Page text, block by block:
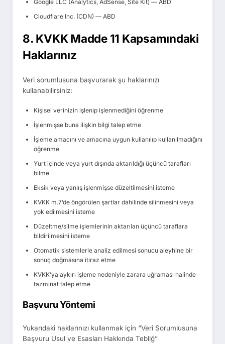
Google LLC (Analytics, AdSense, Site Kit) — ABD
Cloudflare Inc. (CDN) — ABD
8. KVKK Madde 11 Kapsamındaki
Haklarınız
Veri sorumlusuna başvurarak şu haklarınızı
kullanabilirsiniz:
Kişisel verinizin işlenip işlenmediğini öğrenme
İşlenmişse buna ilişkin bilgi talep etme
İşleme amacını ve amacına uygun kullanılıp kullanılmadığını
öğrenme
Yurt içinde veya yurt dışında aktarıldığı üçüncü tarafları
bilme
Eksik veya yanlış işlenmişse düzeltilmesini isteme
KVKK m.7’de öngörülen şartlar dahilinde silinmesini veya
yok edilmesini isteme
Düzeltme/silme işlemlerinin aktarılan üçüncü taraflara
bildirilmesini isteme
Otomatik sistemlerle analiz edilmesi sonucu aleyhine bir
sonuç doğmasına itiraz etme
KVKK’ya aykırı işleme nedeniyle zarara uğraması halinde
tazminat talep etme
Başvuru Yöntemi
Yukarıdaki haklarınızı kullanmak için “Veri Sorumlusuna
Başvuru Usul ve Esasları Hakkında Tebliğ”